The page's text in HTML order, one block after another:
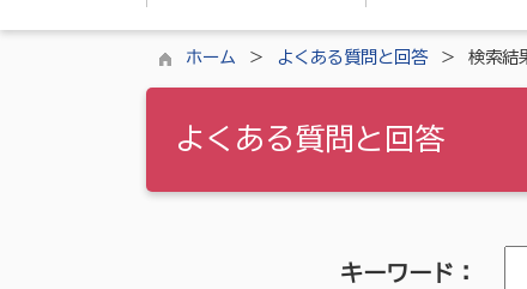
ホーム よくある質問と回答 検索結
よくある質問と回答
キーワード：